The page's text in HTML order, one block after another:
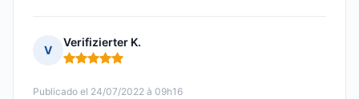
V
Verifizierter K.
Nota: 5 de 5
Publicado el 24/07/2022 à 09h16